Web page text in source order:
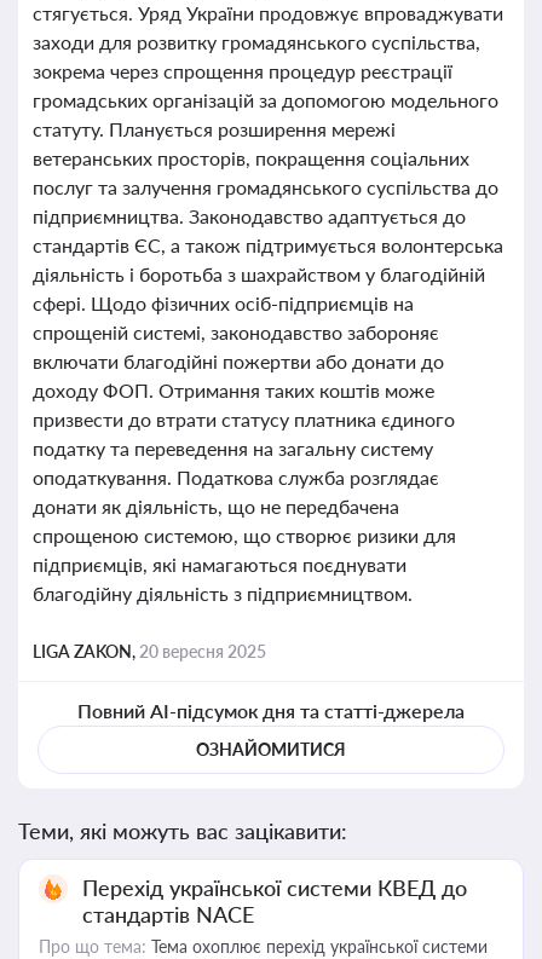
стягується. Уряд України продовжує впроваджувати
заходи для розвитку громадянського суспільства,
зокрема через спрощення процедур реєстрації
громадських організацій за допомогою модельного
статуту. Планується розширення мережі
ветеранських просторів, покращення соціальних
послуг та залучення громадянського суспільства до
підприємництва. Законодавство адаптується до
стандартів ЄС, а також підтримується волонтерська
діяльність і боротьба з шахрайством у благодійній
сфері. Щодо фізичних осіб-підприємців на
спрощеній системі, законодавство забороняє
включати благодійні пожертви або донати до
доходу ФОП. Отримання таких коштів може
призвести до втрати статусу платника єдиного
податку та переведення на загальну систему
оподаткування. Податкова служба розглядає
донати як діяльність, що не передбачена
спрощеною системою, що створює ризики для
підприємців, які намагаються поєднувати
благодійну діяльність з підприємництвом.
LIGA ZAKON, 20 вересня 2025
Повний AI-підсумок дня та статті-джерела
ОЗНАЙОМИТИСЯ
Теми, які можуть вас зацікавити:
Перехід української системи КВЕД до
стандартів NACE
Про що тема: Тема охоплює перехід української системи